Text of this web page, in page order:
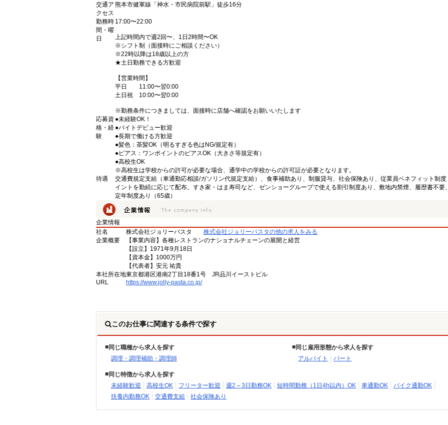
交通ア
クセス
熊本市健軍線「神水・市民病院前駅」徒歩16分
勤務時
間・曜
日
17:00〜22:00
上記時間内で週2回〜、1日2時間〜OK
※シフト制（面接時にご相談ください）
※22時以降は18歳以上の方
★土日勤務できる方歓迎
【営業時間】
平日 11:00〜翌0:00
土日祝 10:00〜翌0:00
※勤務条件につきましては、面接時に店舗へ確認をお願いいたします
応募資
格・経
験
●未経験OK！
●バイトデビュー歓迎
●長期で働ける方歓迎
●髪色：茶髪OK（明るすぎる色はNG/規定有）
●ピアス：ワンポイントのピアスOK（大きさ等規定有）
●高校生OK
※高校生は学校からの許可が必要な場合、通学中の学校からの許可証が必要となります。
待遇
交通費規定支給（車通勤応相談/ガソリン代規定支給）、食事補助あり、制服貸与、社会保険あり、従業員ベネフィット制
イントを勤続に応じて配布。すき家・はま寿司など、ゼンショーグループで使える割引制度あり、敷地内禁煙、履歴書不要
定年制度あり（65歳）
企業情報
社名
株式会社ジョリーパスタ
株式会社ジョリーパスタの他の求人をみる
企業概要
【事業内容】各種レストランのナショナルチェーンの展開と経営
【設立】1971年9月18日
【資本金】1000万円
【代表者】安元 祐貴
本社所在地東京都港区港南2丁目18番1号 JR品川イーストビル
URL
https://www.jolly-pasta.co.jp/
このお仕事に関連する条件で探す
同じ職種から求人を探す
調理・調理補助・調理師
同じ雇用形態から求人を探す
アルバイト
パート
同じ特徴から求人を探す
未経験歓迎
高校生OK フリーター歓迎 週2～3日勤務OK 短時間勤務（1日4h以内）OK 車通勤OK
バイク通勤OK
扶養内勤務OK
交通費支給 社会保険あり